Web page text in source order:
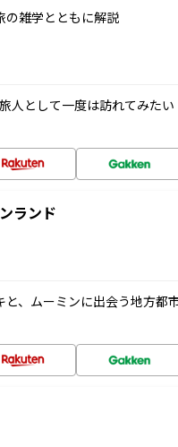
の雑学とともに解説
人として一度は訪れてみた
ランド
、ムーミンに出会う地方都